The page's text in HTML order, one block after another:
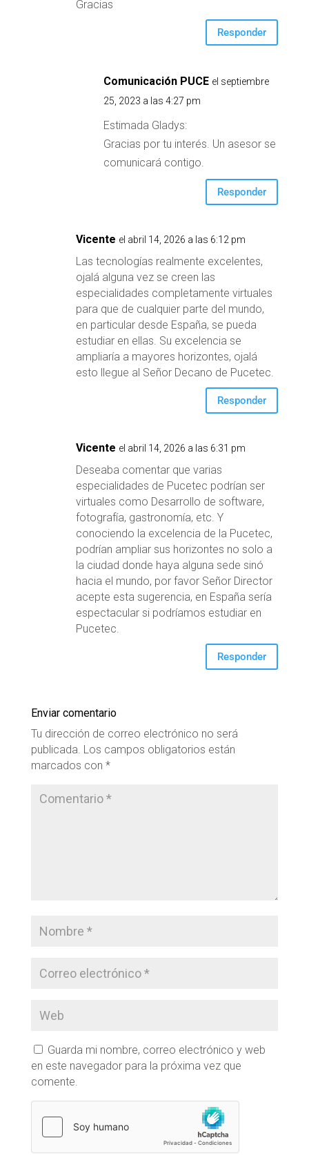
Gracias
Responder
Comunicación PUCE el septiembre
25, 2023 a las 4:27 pm
Estimada Gladys:
Gracias por tu interés. Un asesor se
comunicará contigo.
Responder
Vicente el abril 14, 2026 a las 6:12 pm
Las tecnologías realmente excelentes,
ojalá alguna vez se creen las
especialidades completamente virtuales
para que de cualquier parte del mundo,
en particular desde España, se pueda
estudiar en ellas. Su excelencia se
ampliaría a mayores horizontes, ojalá
esto llegue al Señor Decano de Pucetec.
Responder
Vicente el abril 14, 2026 a las 6:31 pm
Deseaba comentar que varias
especialidades de Pucetec podrían ser
virtuales como Desarrollo de software,
fotografía, gastronomía, etc. Y
conociendo la excelencia de la Pucetec,
podrían ampliar sus horizontes no solo a
la ciudad donde haya alguna sede sinó
hacia el mundo, por favor Señor Director
acepte esta sugerencia, en España sería
espectacular si podríamos estudiar en
Pucetec.
Responder
Enviar comentario
Tu dirección de correo electrónico no será
publicada. Los campos obligatorios están
marcados con *
Guarda mi nombre, correo electrónico y web
en este navegador para la próxima vez que
comente.